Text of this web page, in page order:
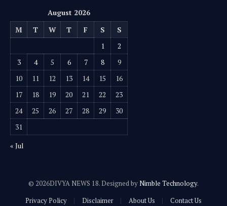
August 2026
M
T W T F S
S
1
2
3
4 5 6 7 8
9
10
11 12 13 14 15
16
17
18 19 20 21 22
23
24
25 26 27 28 29
30
31
« Jul
© 2026DIVYA NEWS 18. Designed byNimble Technology.
Privacy Policy
Disclaimer About Us Contact Us